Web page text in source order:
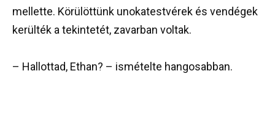
mellette. Körülöttünk unokatestvérek és vendégek
kerülték a tekintetét, zavarban voltak.
– Hallottad, Ethan? – ismételte hangosabban.